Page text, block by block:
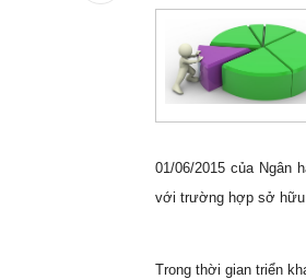
01/06/2015 của Ngân
với trường hợp sở hữu
Trong thời gian triển